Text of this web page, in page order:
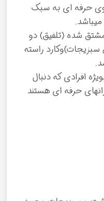
حرفه ای به سبک
شده (تلفیق) دو
راسته
افرادی که دنبال
حرفه ای هستند